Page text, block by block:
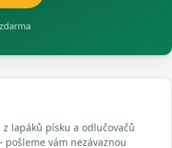
lapáků písku a odlučovačů
vám nezávaznou